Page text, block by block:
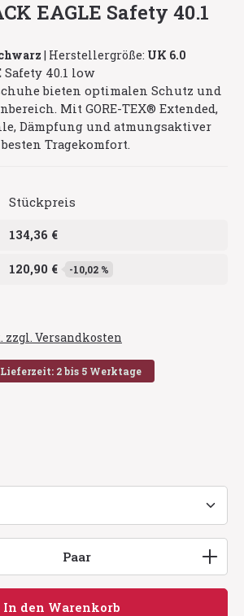
EAGLE Safety 40.1
| Herstellergröße: UK 6.0
Safety 40.1 low
bieten optimalen Schutz und
Mit GORE-TEX® Extended,
Dämpfung und atmungsaktiver
Tragekomfort.
Stückpreis
134,36 €
120,90 € -10,02 %
zzgl. Versandkosten
2 bis 5 Werktage
Gib den gewünschten Wert
Paar
In den Warenkorb